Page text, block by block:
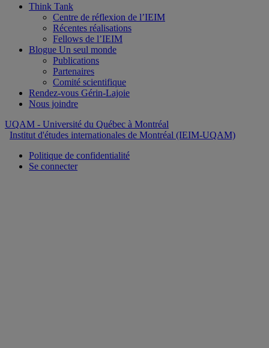
Think Tank
Centre de réflexion de l’IEIM
Récentes réalisations
Fellows de l’IEIM
Blogue Un seul monde
Publications
Partenaires
Comité scientifique
Rendez-vous Gérin-Lajoie
Nous joindre
UQAM - Université du Québec à Montréal
Institut d'études internationales de Montréal (IEIM-UQAM)
Politique de confidentialité
Se connecter